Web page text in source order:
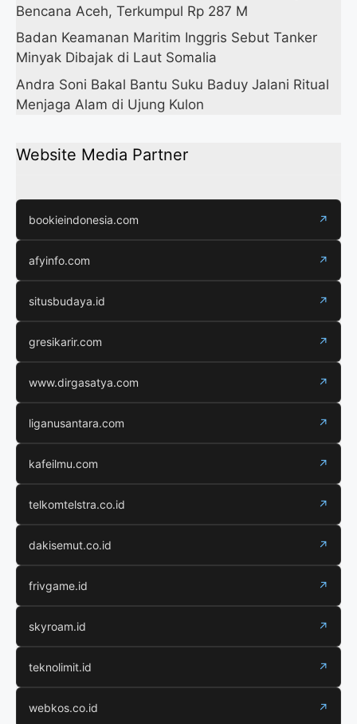
Bencana Aceh, Terkumpul Rp 287 M
Badan Keamanan Maritim Inggris Sebut Tanker
Minyak Dibajak di Laut Somalia
Andra Soni Bakal Bantu Suku Baduy Jalani Ritual
Menjaga Alam di Ujung Kulon
Website Media Partner
bookieindonesia.com ↗
afyinfo.com ↗
situsbudaya.id ↗
gresikarir.com ↗
www.dirgasatya.com ↗
liganusantara.com ↗
kafeilmu.com ↗
telkomtelstra.co.id ↗
dakisemut.co.id ↗
frivgame.id ↗
skyroam.id ↗
teknolimit.id ↗
webkos.co.id ↗